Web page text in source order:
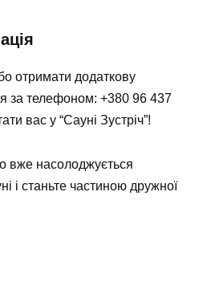
отримати додаткову
за телефоном: +380 96 437
вас у “Сауні Зустріч”!
вже насолоджується
і станьте частиною дружної